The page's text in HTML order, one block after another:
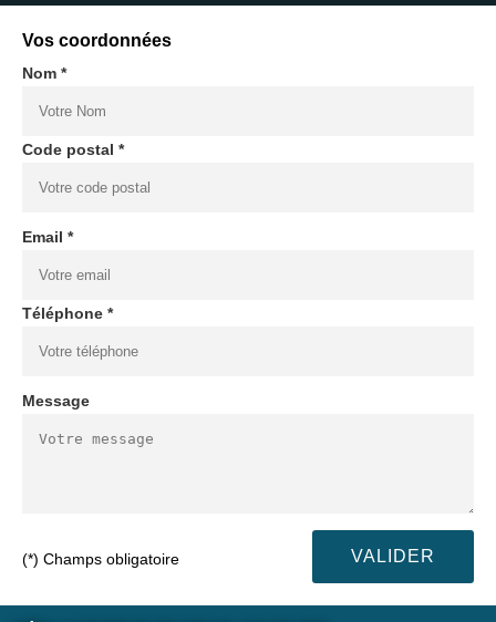
Vos coordonnées
Nom *
Code postal *
Email *
Téléphone *
Message
(*) Champs obligatoire